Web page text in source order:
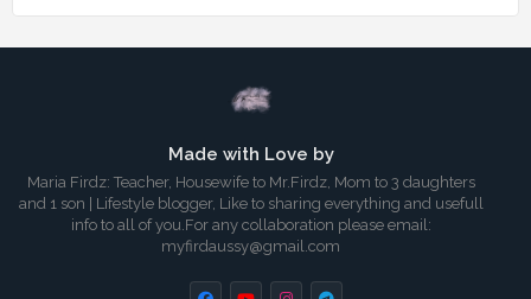
Made with Love by
Maria Firdz: Teacher, Housewife to Mr.Firdz, Mom to 3 daughters
and 1 son | Lifestyle blogger, Like to sharing everything and usefull
info to all of you.For any collaboration please email:
myfirdaussy@gmail.com